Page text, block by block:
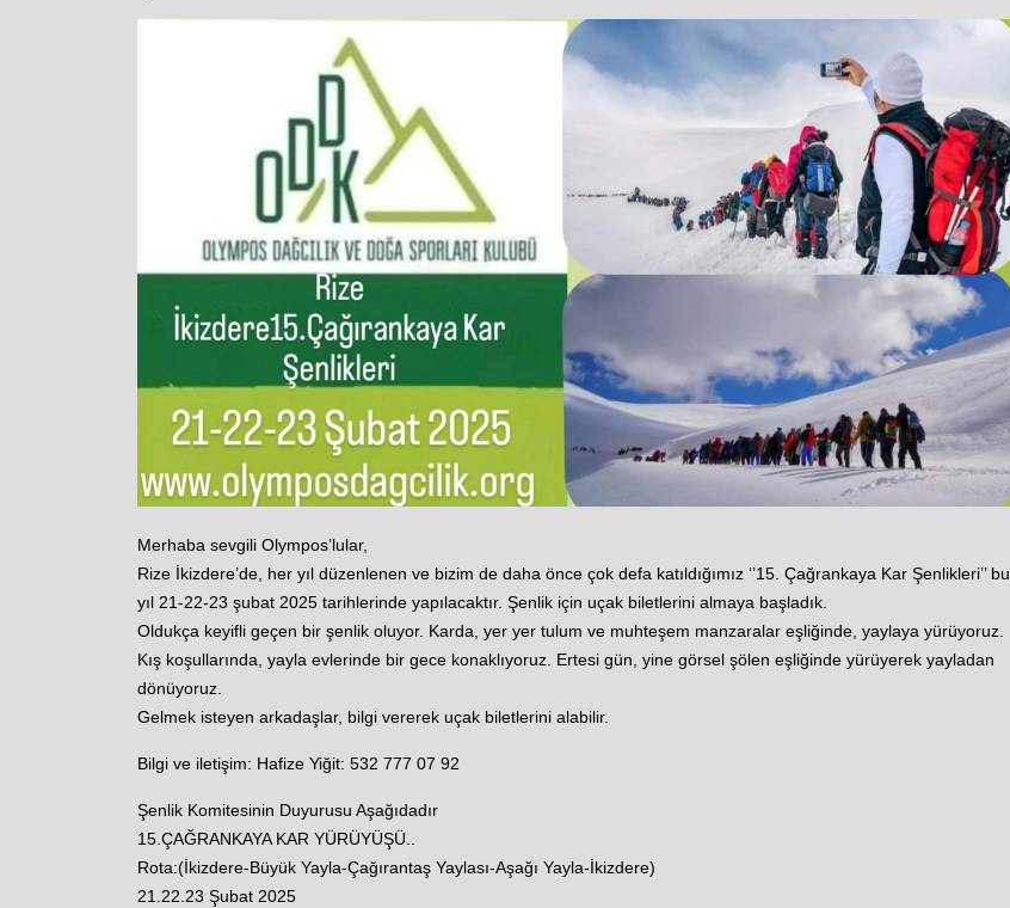
Merhaba sevgili Olympos’lular,
Rize İkizdere’de, her yıl düzenlenen ve bizim de daha önce çok defa katıldığımız ‘’15. Çağrankaya Kar Şenlikleri’’ bu
yıl 21-22-23 şubat 2025 tarihlerinde yapılacaktır. Şenlik için uçak biletlerini almaya başladık.
Oldukça keyifli geçen bir şenlik oluyor. Karda, yer yer tulum ve muhteşem manzaralar eşliğinde, yaylaya yürüyoruz.
Kış koşullarında, yayla evlerinde bir gece konaklıyoruz. Ertesi gün, yine görsel şölen eşliğinde yürüyerek yayladan
dönüyoruz.
Gelmek isteyen arkadaşlar, bilgi vererek uçak biletlerini alabilir.
Bilgi ve iletişim: Hafize Yiğit: 532 777 07 92
Şenlik Komitesinin Duyurusu Aşağıdadır
15.ÇAĞRANKAYA KAR YÜRÜYÜŞÜ..
Rota:(İkizdere-Büyük Yayla-Çağırantaş Yaylası-Aşağı Yayla-İkizdere)
21.22.23 Şubat 2025